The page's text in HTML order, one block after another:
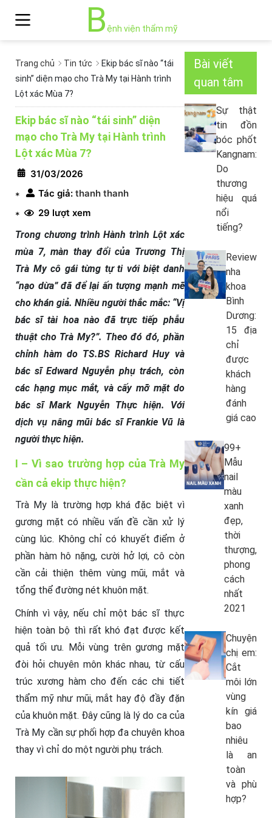
Bệnh viện thẩm mỹ
Trang chủ Tin tức
Ekip bác sĩ nào “tái
sinh” diện mạo cho Trà My tại Hành trình
Lột xác Mùa 7?
Ekip bác sĩ nào “tái sinh” diện
mạo cho Trà My tại Hành trình
Lột xác Mùa 7?
31/03/2026
*
Tác giả: thanh thanh
*
29 lượt xem
Trong chương trình Hành trình Lột xác
mùa 7, màn thay đổi của Trương Thị
Trà My cô gái từng tự ti với biệt danh
“nạo dừa” đã để lại ấn tượng mạnh mẽ
cho khán giả. Nhiều người thắc mắc: “Vị
bác sĩ tài hoa nào đã trực tiếp phẫu
thuật cho Trà My?”. Theo đó đó, phần
chỉnh hàm do TS.BS Richard Huy và
bác sĩ Edward Nguyễn phụ trách, còn
các hạng mục mắt, và cấy mỡ mặt do
bác sĩ Mark Nguyễn Thực hiện. Với
dịch vụ nâng mũi bác sĩ Frankie Vũ là
người thực hiện.
I – Vì sao trường hợp của Trà My
cần cả ekip thực hiện?
Trà My là trường hợp khá đặc biệt vì
gương mặt có nhiều vấn đề cần xử lý
cùng lúc. Không chỉ có khuyết điểm ở
phần hàm hô nặng, cười hở lợi, cô còn
cần cải thiện thêm vùng mũi, mắt và
tổng thể đường nét khuôn mặt.
Chính vì vậy, nếu chỉ một bác sĩ thực
hiện toàn bộ thì rất khó đạt được kết
quả tối ưu. Mỗi vùng trên gương mặt
đòi hỏi chuyên môn khác nhau, từ cấu
trúc xương hàm cho đến các chi tiết
thẩm mỹ như mũi, mắt hay độ đầy đặn
của khuôn mặt. Đây cũng là lý do ca của
Trà My cần sự phối hợp đa chuyên khoa
thay vì chỉ do một người phụ trách.
Bài viết
quan tâm
Sự thật
tin đồn
bóc phốt
Kangnam:
Do
thương
hiệu quá
nổi
tiếng?
Review
nha
khoa
Bình
Dương:
15 địa
chỉ
được
khách
hàng
đánh
giá cao
99+
Mẫu
nail
màu
xanh
đẹp,
thời
thượng,
phong
cách
nhất
2021
Chuyện
chị em:
Cắt
môi lớn
vùng
kín giá
bao
nhiêu
là an
toàn
và phù
hợp?